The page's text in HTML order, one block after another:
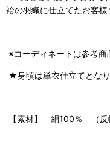
袷の羽織に仕立てたお客様
※コーディネートは参考商
★身頃は単衣仕立てとなり
【素材】 絹100％ （反